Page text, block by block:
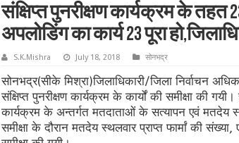
संक्षिप्त पुनरीक्षण कार्यक्रम के तहत
अपलोडिंग का कार्य 23 पूरा
S.K.Mishra July 18, 2018 सोनभद्र
सोनभद्र(सीके मिश्रा)जिलाधिकारी/जिला निर्वाचन
संक्षिप्त पुनरीक्षण कार्यक्रम के कार्यों की समीक्षा की
कार्यक्रम के अन्तर्गत मतदाताओं के सत्यापन एवं मतदेय
समीक्षा के दौरान मतदेय स्थलवार प्राप्त फार्मां की